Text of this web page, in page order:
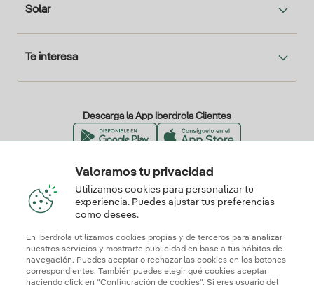
Solar
Te interesa
Descarga la App Iberdrola Clientes
Nuestros certificados de confianza
Valoramos tu privacidad
Utilizamos cookies para personalizar tu
experiencia. Puedes ajustar tus preferencias
como desees.
En Iberdrola utilizamos cookies propias y de terceros para analizar
nuestros servicios y mostrarte publicidad en base a tus hábitos de
navegación. Puedes aceptar o rechazar las cookies en los botones
correspondientes. También puedes elegir qué cookies aceptar
haciendo click en "Configuración de cookies". Si eres usuario del